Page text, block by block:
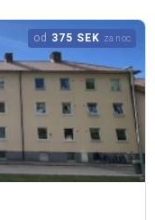
od 375 SEK za noc